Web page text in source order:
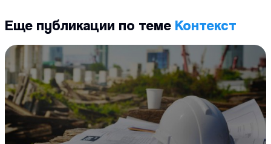
Еще публикации по теме Контекст